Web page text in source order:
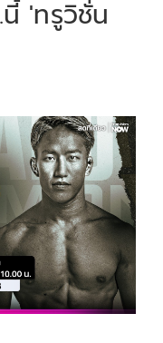
'ทรูวิชั่น